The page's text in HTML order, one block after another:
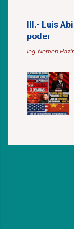
III.- Luis
poder
Ing. Nemen